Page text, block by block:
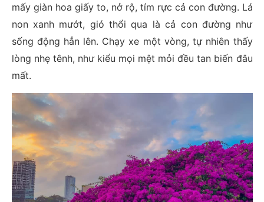
mấy giàn hoa giấy to, nở rộ, tím rực cả con đường. Lá
non xanh mướt, gió thổi qua là cả con đường như
sống động hẳn lên. Chạy xe một vòng, tự nhiên thấy
lòng nhẹ tênh, như kiểu mọi mệt mỏi đều tan biến đâu
mất.